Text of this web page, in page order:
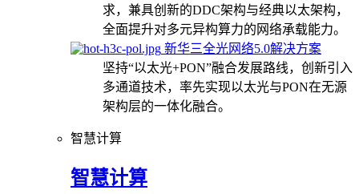
求，兼具创新的DDC架构与经典以太架构，
全面提升对多元异构算力的网络承载能力。
新华三全光网络5.0解决方案
坚持“以太光+PON”融合发展路线，创新引入
多通道技术，率先实现以太光与PON在无源
架构层的一体化融合。
智慧计算
智慧计算